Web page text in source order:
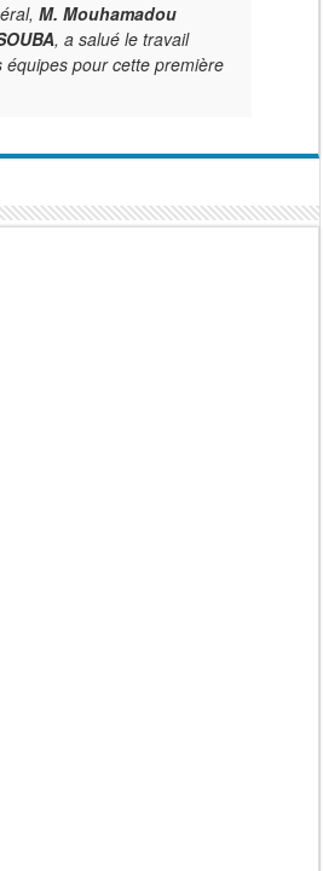
M. Mouhamadou
, a salué le travail
équipes pour cette première